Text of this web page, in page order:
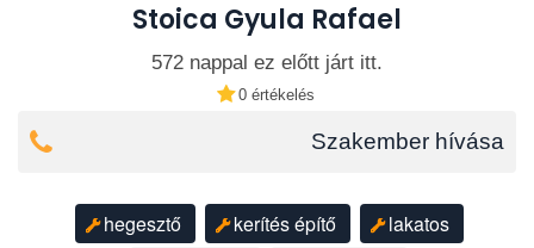
Stoica Gyula Rafael
572 nappal ez előtt járt itt.
0 értékelés
Szakember hívása
hegesztő kerítés építő
lakatos